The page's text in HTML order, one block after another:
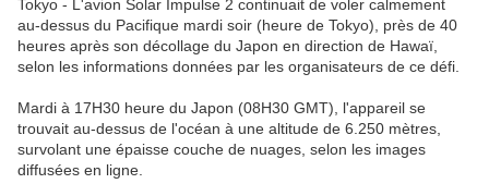
Tokyo - L'avion Solar Impulse 2 continuait de voler calmement
au-dessus du Pacifique mardi soir (heure de Tokyo), près de 40
heures après son décollage du Japon en direction de Hawaï,
selon les informations données par les organisateurs de ce défi.
Mardi à 17H30 heure du Japon (08H30 GMT), l'appareil se
trouvait au-dessus de l'océan à une altitude de 6.250 mètres,
survolant une épaisse couche de nuages, selon les images
diffusées en ligne.